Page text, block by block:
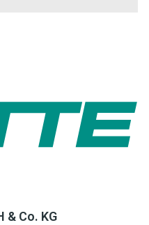
& Co. KG